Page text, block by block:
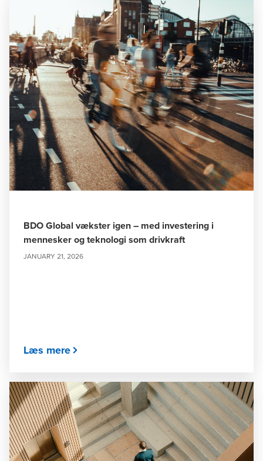
BDO Global vækster igen – med investering i
mennesker og teknologi som drivkraft
JANUARY 21, 2026
Læs mere